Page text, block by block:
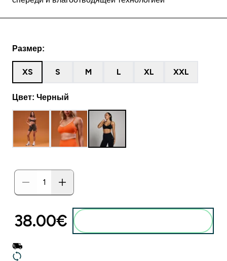
Размер:
XS S M L XL XXL
Цвет: Черный
38.00€‎